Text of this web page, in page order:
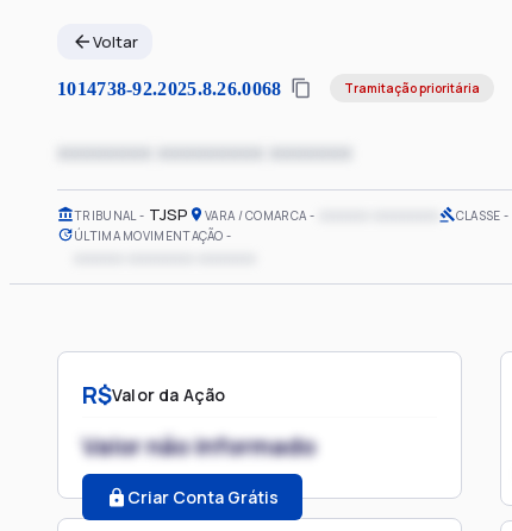
Voltar
1014738-92.2025.8.26.0068 Tramitação prioritária
xxxxxxxx xxxxxxxxx xxxxxxx
TRIBUNAL TJSP VARA / COMARCA CLASSE
ÚLTIMA MOVIMENTAÇÃO
R$Valor da Ação
Valor não informado
Criar Conta Grátis